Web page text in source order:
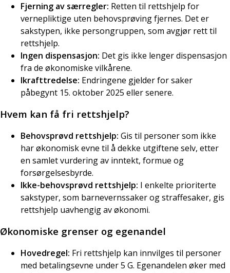
Fjerning av særregler: Retten til rettshjelp for
vernepliktige uten behovsprøving fjernes. Det er
sakstypen, ikke persongruppen, som avgjør rett til
rettshjelp.
Ingen dispensasjon: Det gis ikke lenger dispensasjon
fra de økonomiske vilkårene.
Ikrafttredelse: Endringene gjelder for saker
påbegynt 15. oktober 2025 eller senere.
Hvem kan få fri rettshjelp?
Behovsprøvd rettshjelp: Gis til personer som ikke
har økonomisk evne til å dekke utgiftene selv, etter
en samlet vurdering av inntekt, formue og
forsørgelsesbyrde.
Ikke-behovsprøvd rettshjelp: I enkelte prioriterte
sakstyper, som barnevernssaker og straffesaker, gis
rettshjelp uavhengig av økonomi.
Økonomiske grenser og egenandel
Hovedregel: Fri rettshjelp kan innvilges til personer
med betalingsevne under 5 G. Egenandelen øker med